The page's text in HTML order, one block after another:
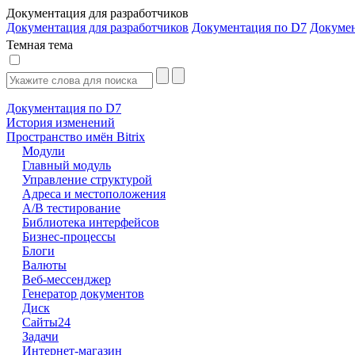
Документация для разработчиков
Документация для разработчиков Документация по D7
Темная тема
Документация по D7
История изменений
Пространство имён Bitrix
Модули
Главный модуль
Управление структурой
Адреса и местоположения
А/В тестирование
Библиотека интерфейсов
Бизнес-процессы
Блоги
Валюты
Веб-мессенджер
Генератор документов
Диск
Сайты24
Задачи
Интернет-магазин